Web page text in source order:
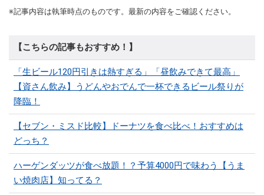
※記事内容は執筆時点のものです。最新の内容をご確認ください。
【こちらの記事もおすすめ！】
「生ビール120円引きは熱すぎる」「昼飲みできて最高」
【資さん飲み】うどんやおでんで一杯できるビール祭りが
降臨！
【セブン・ミスド比較】ドーナツを食べ比べ！おすすめは
どっち？
ハーゲンダッツが食べ放題！？予算4000円で味わう【うま
い焼肉店】知ってる？